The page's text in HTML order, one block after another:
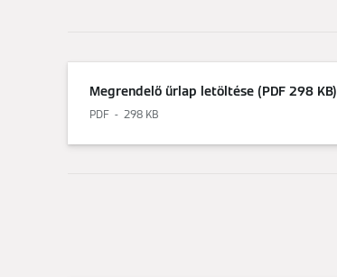
Megrendelő űrlap letöltése (PDF 298 KB)
PDF 298 KB